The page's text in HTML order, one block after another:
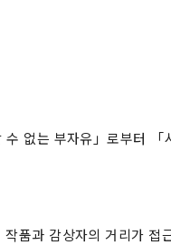
없는 부자유」로부터 「
품과 감상자의 거리가 접